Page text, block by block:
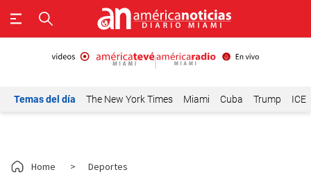
Temas del día The New York Times Miami Cuba Trump ICE
Home > Deportes